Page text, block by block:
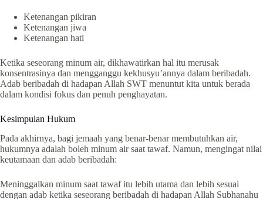
Ketenangan pikiran
Ketenangan jiwa
Ketenangan hati
Ketika seseorang minum air, dikhawatirkan hal itu merusak
konsentrasinya dan mengganggu kekhusyu’annya dalam beribadah.
Adab beribadah di hadapan Allah SWT menuntut kita untuk berada
dalam kondisi fokus dan penuh penghayatan.
Kesimpulan Hukum
Pada akhirnya, bagi jemaah yang benar-benar membutuhkan air,
hukumnya adalah boleh minum air saat tawaf. Namun, mengingat nilai
keutamaan dan adab beribadah:
Meninggalkan minum saat tawaf itu lebih utama dan lebih sesuai
dengan adab ketika seseorang beribadah di hadapan Allah Subhanahu